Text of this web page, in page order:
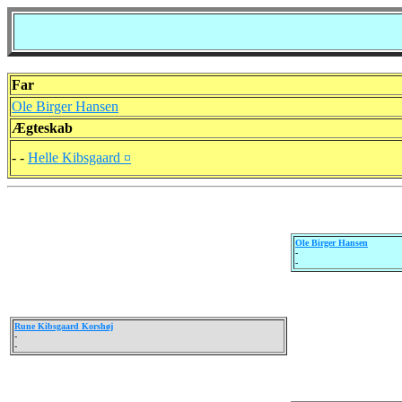
Far
Ole Birger Hansen
Ægteskab
- - Helle Kibsgaard ¤
Rune Kibsgaard Korshøj
-
-
Ole Birger Hansen
-
-